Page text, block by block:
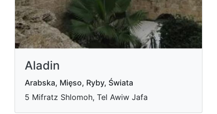
Aladin
Arabska, Mięso, Ryby, Świata
5 Mifratz Shlomoh, Tel Awiw Jafa